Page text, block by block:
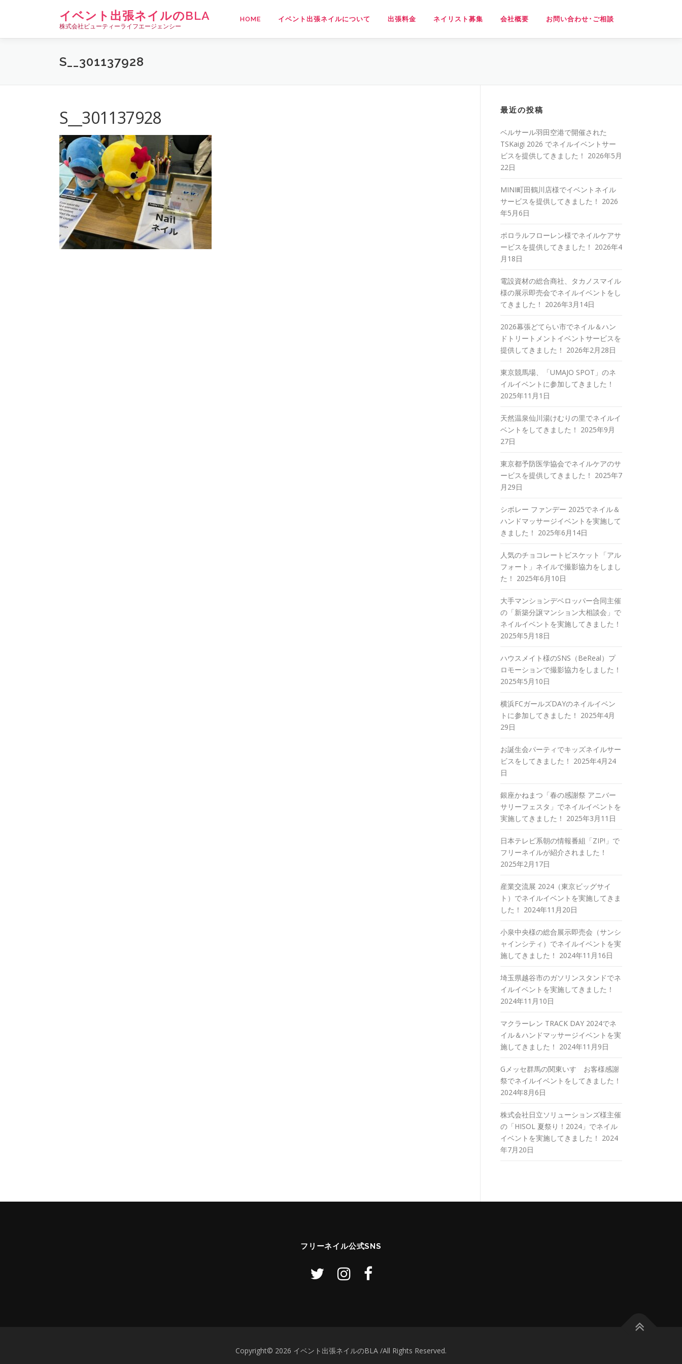
ン
イベント出張ネイルのBLA
株式会社ビューティーライフエージェンシー
HOME イベント出張ネイルについて 出張料金 ネイリスト募集 会社概要 お問い合わせ･ご相談
S__301137928
S__301137928 最近の投稿
ベルサール羽田空港で開催された
TSKaigi 2026 でネイルイベントサー
ビスを提供してきました！ 2026年5月
22日
MINI町田鶴川店様でイベントネイル
サービスを提供してきました！ 2026
年5月6日
ポロラルフローレン様でネイルケアサ
ービスを提供してきました！ 2026年4
月18日
電設資材の総合商社、タカノスマイル
様の展示即売会でネイルイベントをし
てきました！ 2026年3月14日
2026幕張どてらい市でネイル＆ハン
ドトリートメントイベントサービスを
提供してきました！ 2026年2月28日
東京競馬場、「UMAJO SPOT」のネ
イルイベントに参加してきました！
2025年11月1日
天然温泉仙川湯けむりの里でネイルイ
ベントをしてきました！ 2025年9月
27日
東京都予防医学協会でネイルケアのサ
ービスを提供してきました！ 2025年7
月29日
シボレー ファンデー 2025でネイル＆
ハンドマッサージイベントを実施して
きました！ 2025年6月14日
人気のチョコレートビスケット「アル
フォート」ネイルで撮影協力をしまし
た！ 2025年6月10日
大手マンションデベロッパー合同主催
の「新築分譲マンション大相談会」で
ネイルイベントを実施してきました！
2025年5月18日
ハウスメイト様のSNS（BeReal）プ
ロモーションで撮影協力をしました！
2025年5月10日
横浜FCガールズDAYのネイルイベン
トに参加してきました！ 2025年4月
29日
お誕生会パーティでキッズネイルサー
ビスをしてきました！ 2025年4月24
日
銀座かねまつ「春の感謝祭 アニバー
サリーフェスタ」でネイルイベントを
実施してきました！ 2025年3月11日
日本テレビ系朝の情報番組「ZIP!」で
フリーネイルが紹介されました！
2025年2月17日
産業交流展 2024（東京ビッグサイ
ト）でネイルイベントを実施してきま
した！ 2024年11月20日
小泉中央様の総合展示即売会（サンシ
ャインシティ）でネイルイベントを実
施してきました！ 2024年11月16日
埼玉県越谷市のガソリンスタンドでネ
イルイベントを実施してきました！
2024年11月10日
マクラーレン TRACK DAY 2024でネ
イル＆ハンドマッサージイベントを実
施してきました！ 2024年11月9日
Gメッセ群馬の関東いすゞお客様感謝
祭でネイルイベントをしてきました！
2024年8月6日
株式会社日立ソリューションズ様主催
の「HISOL 夏祭り！2024」でネイル
イベントを実施してきました！ 2024
年7月20日
フリーネイル公式SNS
Copyright© 2026 イベント出張ネイルのBLA /All Rights Reserved.